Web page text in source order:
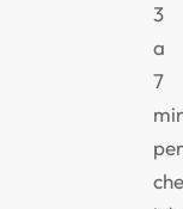
3
a
7
per